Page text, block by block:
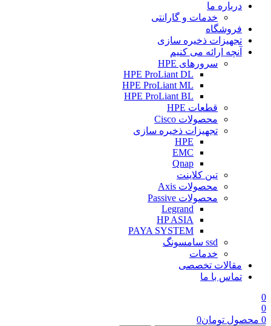
درباره ما
خدمات و گارانتی
فروشگاه
تجهیزات ذخیره سازی
آنچه ارائه می کنیم
سرورهای HPE
HPE ProLiant DL
HPE ProLiant ML
HPE ProLiant BL
قطعات HPE
محصولات Cisco
تجهیزات ذخیره سازی
HPE
EMC
Qnap
تین کلاینت
محصولات Axis
محصولات Passive
Legrand
HP ASIA
PAYA SYSTEM
ssd سامسونگ
خدمات
مقالات تخصصی
تماس با ما
0
0
0 محصول تومان0